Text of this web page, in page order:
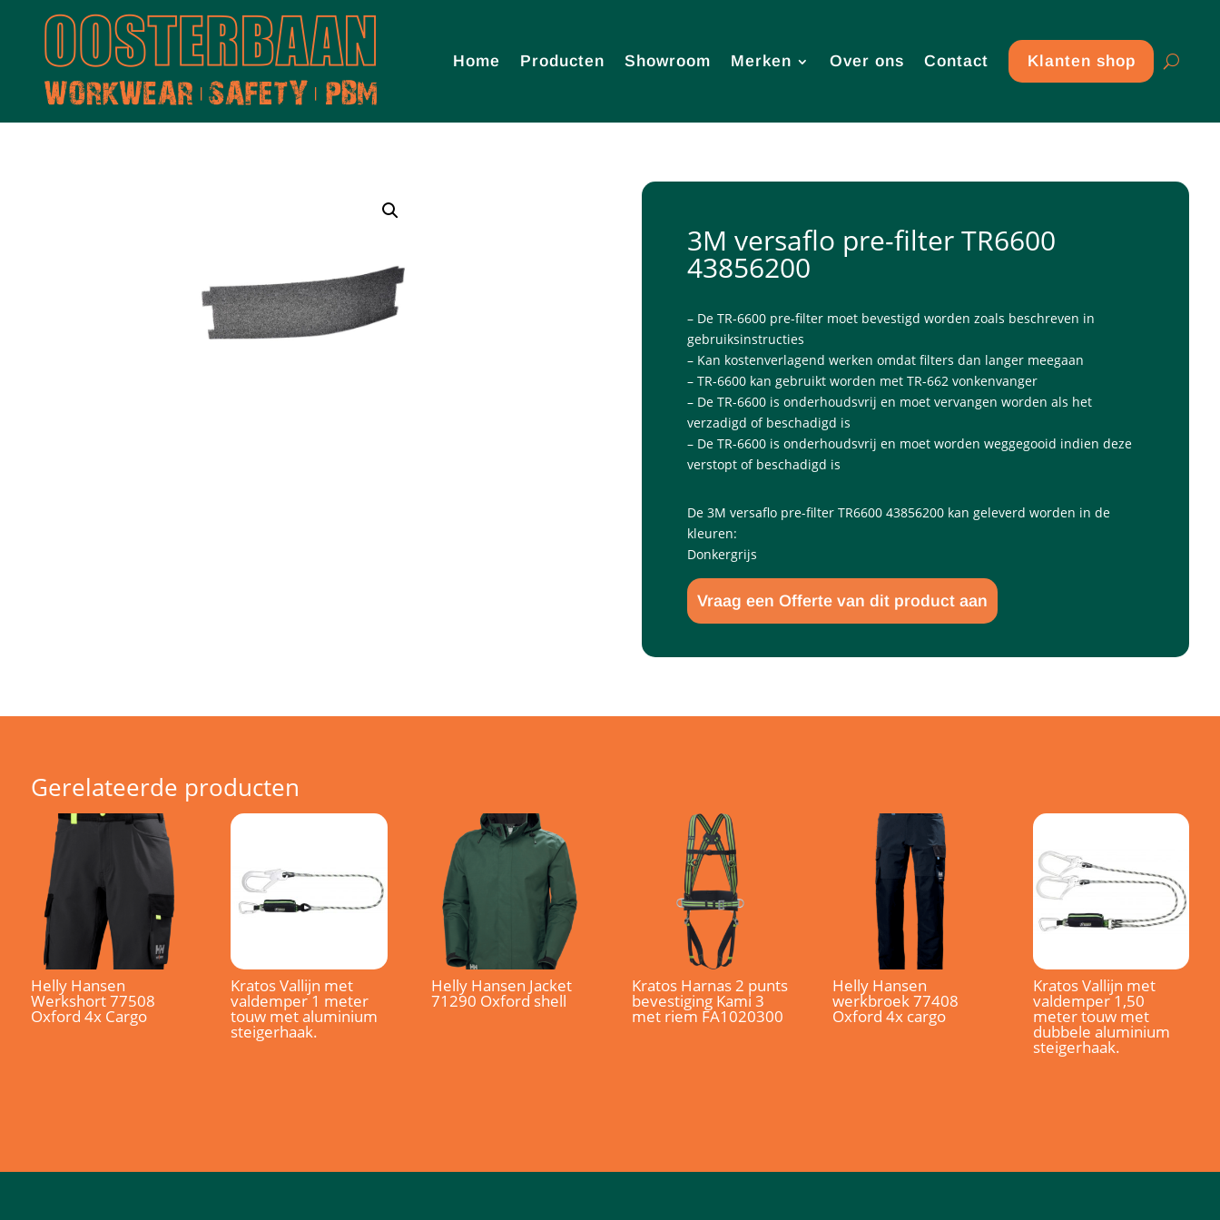
Home Producten Showroom Merken Over ons Contact Klanten shop
3M versaflo pre-filter TR6600
43856200
– De TR-6600 pre-filter moet bevestigd worden zoals beschreven in
gebruiksinstructies
– Kan kostenverlagend werken omdat filters dan langer meegaan
– TR-6600 kan gebruikt worden met TR-662 vonkenvanger
– De TR-6600 is onderhoudsvrij en moet vervangen worden als het
verzadigd of beschadigd is
– De TR-6600 is onderhoudsvrij en moet worden weggegooid indien deze
verstopt of beschadigd is
De 3M versaflo pre-filter TR6600 43856200 kan geleverd worden in de
kleuren:
Donkergrijs
Vraag een Offerte van dit product aan
Gerelateerde producten
Helly Hansen
Werkshort 77508
Oxford 4x Cargo
Kratos Vallijn met
valdemper 1 meter
touw met aluminium
steigerhaak.
Helly Hansen Jacket
71290 Oxford shell
Kratos Harnas 2 punts
bevestiging Kami 3
met riem FA1020300
Helly Hansen
werkbroek 77408
Oxford 4x cargo
Kratos Vallijn met
valdemper 1,50
meter touw met
dubbele aluminium
steigerhaak.